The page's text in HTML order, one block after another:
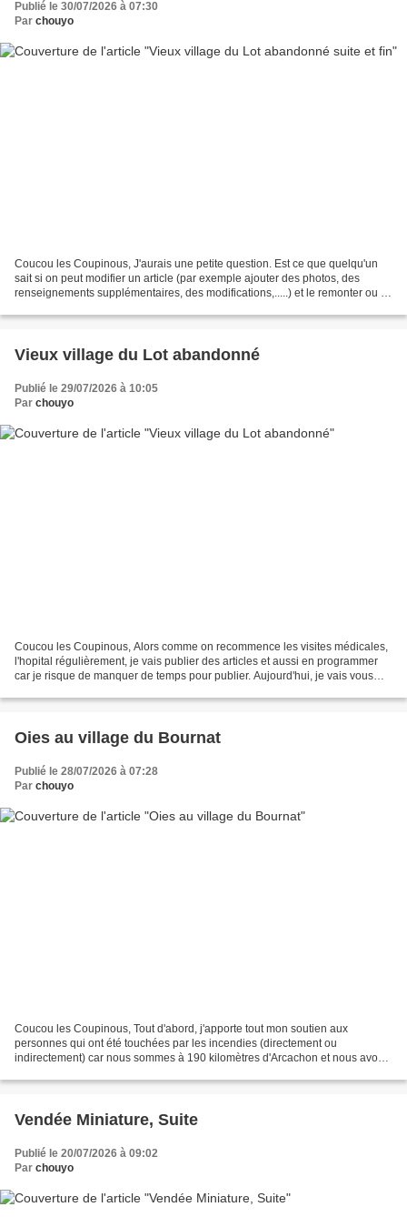
Publié le 30/07/2026 à 07:30
Par chouyo
Coucou les Coupinous, J'aurais une petite question. Est ce que quelqu'un
sait si on peut modifier un article (par exemple ajouter des photos, des
renseignements supplémentaires, des modifications,.....) et le remonter ou si
Vieux village du Lot abandonné
Publié le 29/07/2026 à 10:05
Par chouyo
Coucou les Coupinous, Alors comme on recommence les visites médicales,
l'hopital régulièrement, je vais publier des articles et aussi en programmer
car je risque de manquer de temps pour publier. Aujourd'hui, je vais vous
Oies au village du Bournat
Publié le 28/07/2026 à 07:28
Par chouyo
Coucou les Coupinous, Tout d'abord, j'apporte tout mon soutien aux
personnes qui ont été touchées par les incendies (directement ou
indirectement) car nous sommes à 190 kilomètres d'Arcachon et nous avons
Vendée Miniature, Suite
Publié le 20/07/2026 à 09:02
Par chouyo